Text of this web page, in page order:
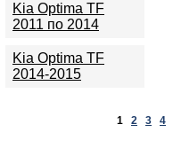
Kia Optima TF
2011 по 2014
Kia Optima TF
2014-2015
1 2 3 4